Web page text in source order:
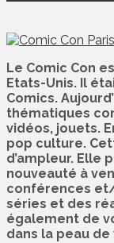
Le Comic Con
Etats-Unis. Il
Comics.
thématiques
vidéos, jouets.
pop culture.
d’ampleur. Elle
nouveauté à
conférences
séries et des
également de
dans la peau